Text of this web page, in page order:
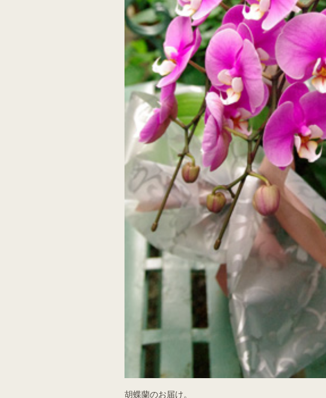
胡蝶蘭のお届け。